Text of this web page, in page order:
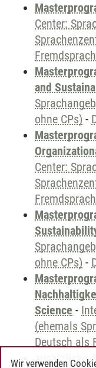
Center:
and
ohne CPs) -
Center:
ohne CPs) -
Science -
(ehemals
Deutsch als
zusätzliche
Wir verwenden